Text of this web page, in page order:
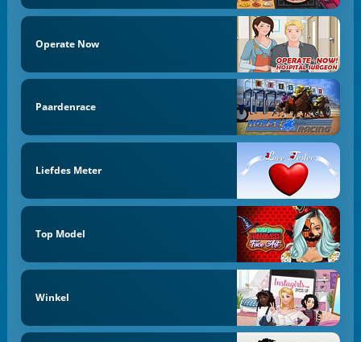
Operate Now
Paardenrace
Liefdes Meter
Top Model
Winkel